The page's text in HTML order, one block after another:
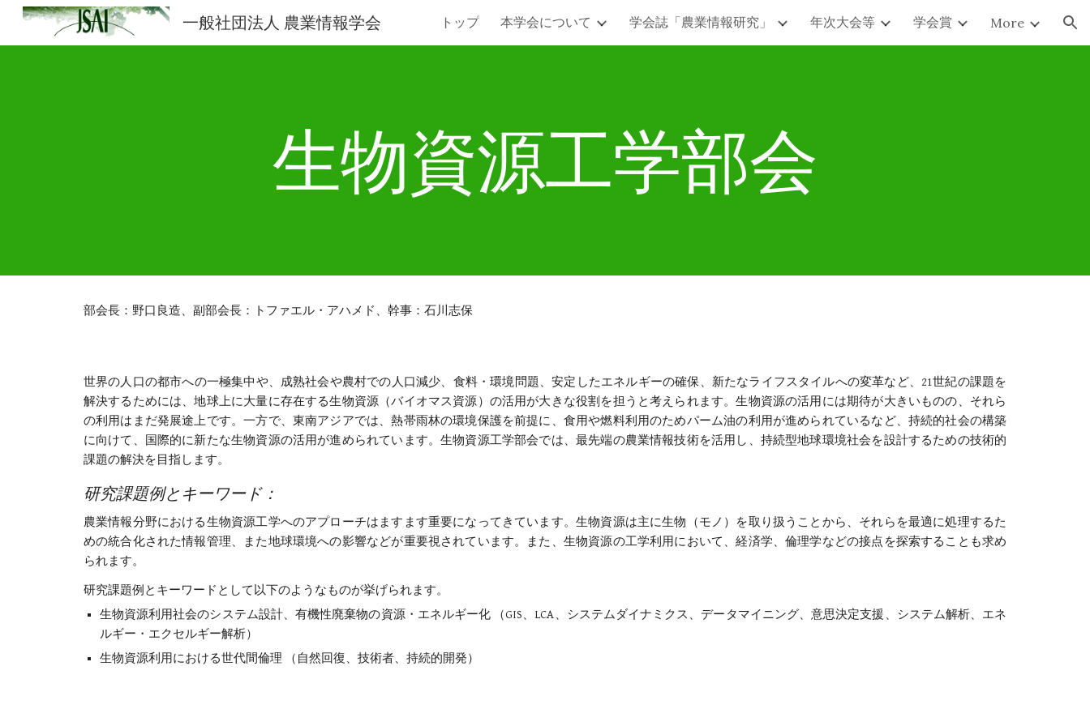
Skip to main content Skip to navigation
一般社団法人 農業情報学会 トップ 本学会について 学会誌「農業情報研究」 年次大会等 学会賞 More
生物資源工学部会
部会⻑：野⼝良造、副部会⻑：トファエル・アハメド、幹事：石川志保
世界の人口の都市への一極集中や、成熟社会や農村での人口減少、食料・環境問題、安定したエネルギーの確保、新たなライフスタイルへの変革など、21世紀の課題を
解決するためには、地球上に大量に存在する生物資源（バイオマス資源）の活用が大きな役割を担うと考えられます。生物資源の活用には期待が大きいものの、それら
の利用はまだ発展途上です。一方で、東南アジアでは、熱帯雨林の環境保護を前提に、食用や燃料利用のためパーム油の利用が進められているなど、持続的社会の構築
に向けて、国際的に新たな生物資源の活用が進められています。生物資源工学部会では、最先端の農業情報技術を活用し、持続型地球環境社会を設計するための技術的
課題の解決を目指します。
研究課題例とキーワード：
農業情報分野における生物資源工学へのアプローチはますます重要になってきています。生物資源は主に生物（モノ）を取り扱うことから、それらを最適に処理するた
めの統合化された情報管理、また地球環境への影響などが重要視されています。また、生物資源の工学利用において、経済学、倫理学などの接点を探索することも求め
られます。
研究課題例とキーワードとして以下のようなものが挙げられます。
生物資源利用社会のシステム設計、有機性廃棄物の資源・エネルギー化 （GIS、LCA、システムダイナミクス、データマイニング、意思決定支援、システム解析、エネ
ルギー・エクセルギー解析）
生物資源利用における世代間倫理 （自然回復、技術者、持続的開発）